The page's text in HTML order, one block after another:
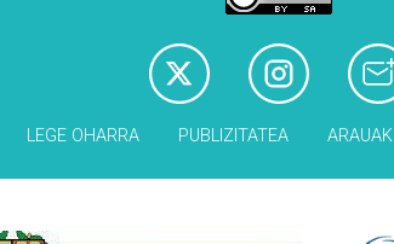
LEGE OHARRA PUBLIZITATEA ARAUAK